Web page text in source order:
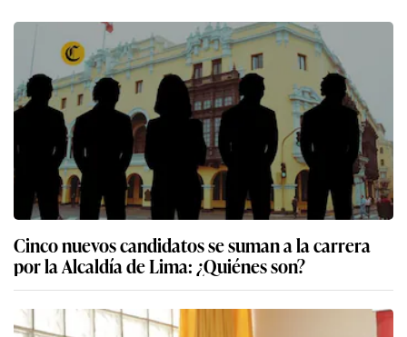
Cinco nuevos candidatos se suman a la carrera
por la Alcaldía de Lima: ¿Quiénes son?